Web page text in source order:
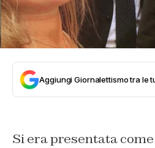
Aggiungi Giornalettismo tra le
Si era presentata